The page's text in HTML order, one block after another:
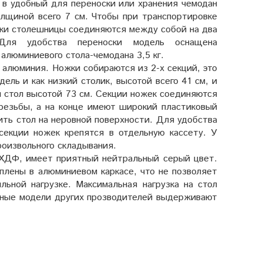
удобный для переноски или хранения чемодан
всего 7 см. Чтобы при транспортировке
столешницы соединяются между собой на два
удобства переноски модель оснащена
стола-чемодана 3,5 кг.
алюминия. Ножки собираются из 2-х секций, это
и как низкий столик, высотой всего 41 см, и
стол высотой 73 см. Секции ножек соединяются
а на конце имеют широкий пластиковый
стол на неровной поверхности. Для удобства
ножек крепятся в отдельную кассету. У
складывания.
имеет приятный нейтральный серый цвет.
в алюминиевом каркасе, что не позволяет
нагрузке. Максимальная нагрузка на стол
модели других прозводителей выдерживают